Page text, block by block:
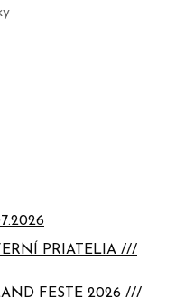
PRIATELIA ///
FESTE 2026 ///